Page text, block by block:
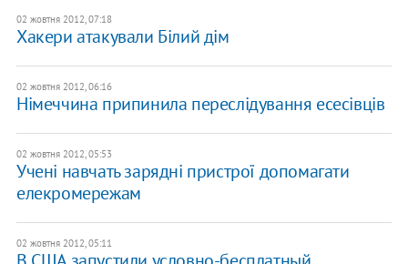
02 жовтня 2012, 07:18
Хакери атакували Білий дім
02 жовтня 2012, 06:16
Німеччина припинила переслідування есесівців
02 жовтня 2012, 05:53
Учені навчать зарядні пристрої допомагати
елекромережам
02 жовтня 2012, 05:11